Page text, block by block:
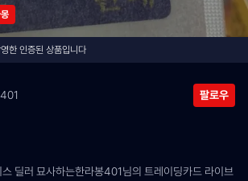
한 인증된 상품입니다
팔로우
딜러 묘사하는한라봉401님의 트레이딩카드 라이브